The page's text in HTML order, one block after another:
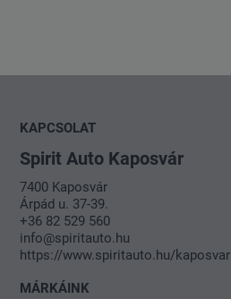
KAPCSOLAT
Spirit Auto Kaposvár
7400 Kaposvár
Árpád u. 37-39.
+36 82 529 560
info@spiritauto.hu
https://www.spiritauto.hu/kaposvar
MÁRKÁINK